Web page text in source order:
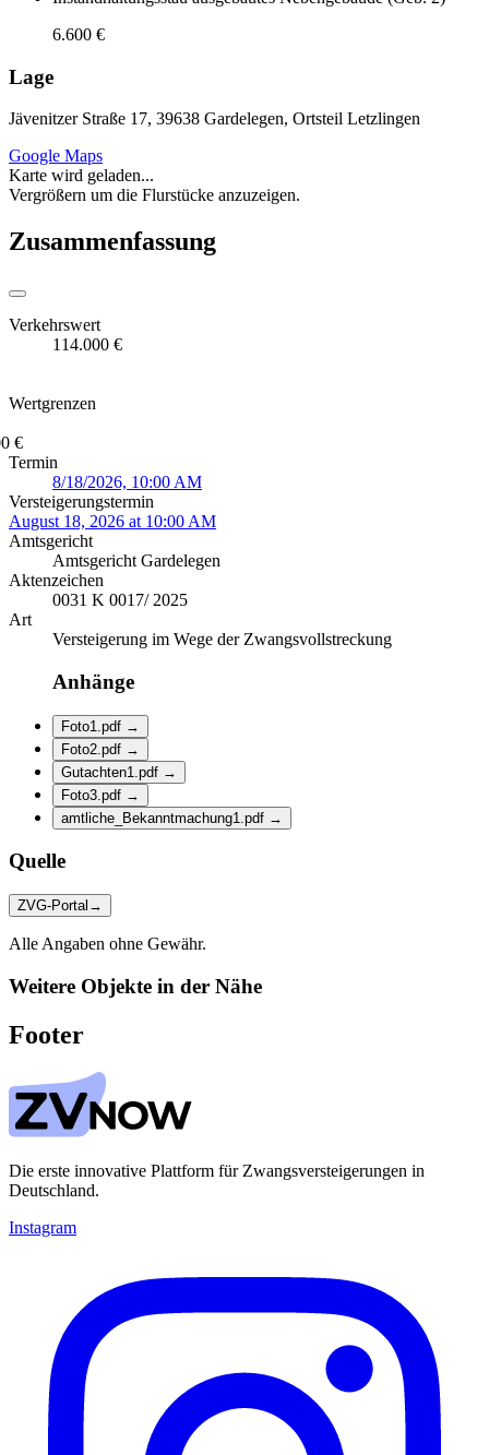
6.600 €
Lage
Jävenitzer Straße 17, 39638 Gardelegen, Ortsteil Letzlingen
Google Maps
Karte wird geladen...
Vergrößern um die Flurstücke anzuzeigen.
Zusammenfassung
Verkehrswert
114.000 €
Wertgrenzen
€
Termin
8/18/2026, 10:00 AM
Versteigerungstermin
August 18, 2026 at 10:00 AM
Amtsgericht
Amtsgericht Gardelegen
Aktenzeichen
0031 K 0017/ 2025
Art
Versteigerung im Wege der Zwangsvollstreckung
Anhänge
Foto1.pdf →
Foto2.pdf →
Gutachten1.pdf →
Foto3.pdf →
amtliche_Bekanntmachung1.pdf →
Quelle
ZVG-Portal →
Alle Angaben ohne Gewähr.
Weitere Objekte in der Nähe
Footer
Die erste innovative Plattform für Zwangsversteigerungen in
Deutschland.
Instagram